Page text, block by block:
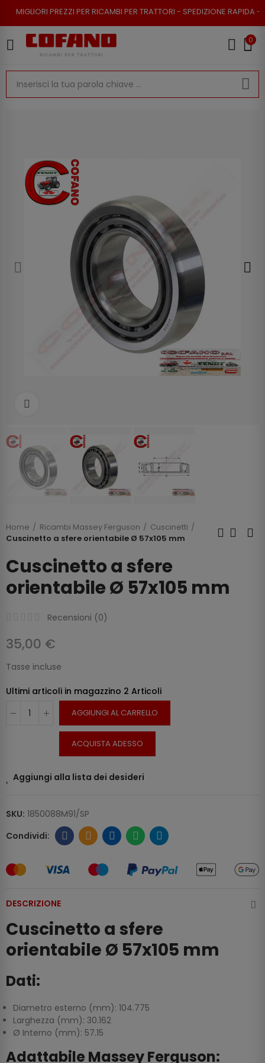
PER RICAMBI PER TRATTORI - SPEDIZIONE RAPIDA - RESO
0
Home Ricambi Massey Ferguson
Cuscinetti
Cuscinetto a sfere orientabile Ø 57x105 mm
Cuscinetto a sfere
orientabile Ø 57x105 mm
Recensioni (0)
35,00 €
Tasse incluse
Ultimi articoli in magazzino 2 Articoli
AGGIUNGI AL CARRELLO
ACQUISTA ADESSO
Aggiungi alla lista dei desideri
SKU: 1850088M91/SP
DESCRIZIONE
Cuscinetto a sfere
orientabile Ø 57x105 mm
Dati:
Diametro esterno (mm): 104.775
Larghezza (mm): 30.162
Ø Interno (mm): 57.15
Adattabile Massey Ferguson: